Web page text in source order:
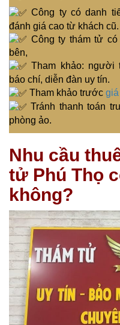
Công ty có danh
đánh giá cao từ khách cũ.
Công ty thám tử
bên,
Tham khảo: người
báo chí, diễn đàn uy tín.
Tham khảo trước giá
Tránh thanh toán
phòng ảo.
Nhu cầu
tử Phú Thọ
không?